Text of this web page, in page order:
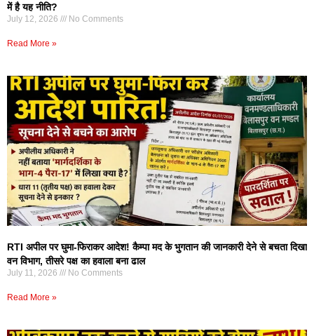
में है यह नीति?
July 12, 2026 No Comments
Read More »
RTI अपील पर घुमा-फिराकर आदेश! कैम्पा मद के भुगतान की जानकारी देने से बचता दिखा
वन विभाग, तीसरे पक्ष का हवाला बना ढाल
July 11, 2026 No Comments
Read More »